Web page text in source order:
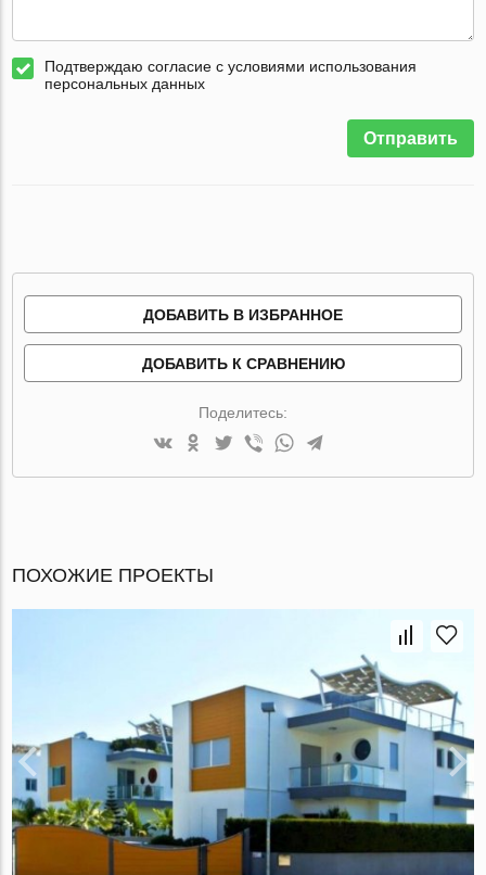
Подтверждаю согласие с условиями использования
персональных данных
Отправить
ДОБАВИТЬ В ИЗБРАННОЕ
ДОБАВИТЬ К СРАВНЕНИЮ
Поделитесь:
ПОХОЖИЕ ПРОЕКТЫ